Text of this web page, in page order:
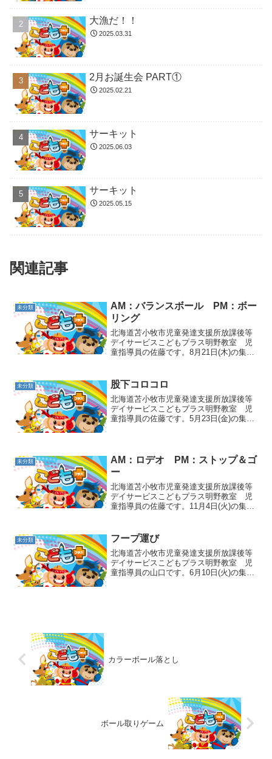
大漁だ！！
2025.03.31
2月お誕生会 PART①
2025.02.21
サーキット
2025.06.03
サーキット
2025.05.15
関連記事
未分類
AM：バランスボール PM：ボー
リング
北海道苫小牧市児童発達支援所放課後等
デイサービスこどもプラス明野教室 児
童指導員の佐藤です。8月21日(木)の集団
ールから😄①バランスボールに乗って10
回跳ねる。②バ...
未分類 股下コロコロ
北海道苫小牧市児童発達支援所放課後等
デイサービスこどもプラス明野教室 児
童指導員の佐藤です。5月23日(金)の集団
球で取ったボール...
未分類
AM：ロデオ PM：ストップ＆ゴ
ー
北海道苫小牧市児童発達支援所放課後等
デイサービスこどもプラス明野教室 児
童指導員の佐藤です。11月4日(火)の集団
ットの上で馬になった職員の上に乗って
落とされないよ...
未分類 フープ運び
北海道苫小牧市児童発達支援所放課後等
デイサービスこどもプラス明野教室 児
童指導員の山口です。6月10日(火)の集団
カラーボール落とし
ボール取りゲーム